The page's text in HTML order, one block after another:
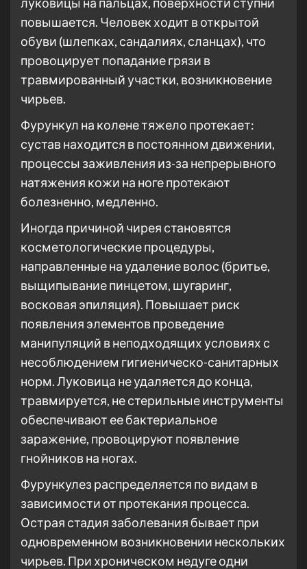
повышается. Человек ходит в открытой
обуви (шлепках, сандалиях, сланцах), что
провоцирует попадание грязи в
травмированный участки, возникновение
чирьев.
Фурункул на колене тяжело протекает:
сустав находится в постоянном движении,
процессы заживления из-за непрерывного
натяжения кожи на ноге протекают
болезненно, медленно.
Иногда причиной чирея становятся
косметологические процедуры,
направленные на удаление волос (бритье,
выщипывание пинцетом, шугаринг,
восковая эпиляция). Повышает риск
появления элементов проведение
манипуляций в неподходящих условиях с
несоблюдением гигиеническо-санитарных
норм. Луковица не удаляется до конца,
травмируется, не стерильные инструменты
обеспечивают ее бактериальное
заражение, провоцируют появление
гнойников на ногах.
Фурункулез распределяется по видам в
зависимости от протекания процесса.
Острая стадия заболевания бывает при
одновременном возникновении нескольких
чирьев. При хроническом недуге одни